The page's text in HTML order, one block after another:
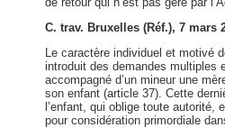
C. trav. Bruxelles (Réf.), 7 mars
Le caractère individuel et motivé
introduit des demandes multiples
accompagné d’un mineur une
son enfant (article 37). Cette
l’enfant, qui oblige toute autorité,
pour considération primordiale